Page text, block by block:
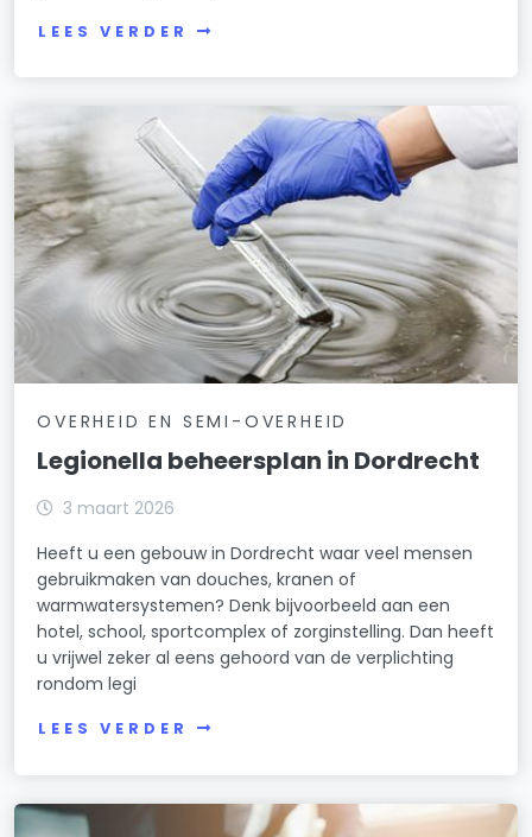
LEES VERDER
OVERHEID EN SEMI-OVERHEID
Legionella beheersplan in Dordrecht
3 maart 2026
Heeft u een gebouw in Dordrecht waar veel mensen
gebruikmaken van douches, kranen of
warmwatersystemen? Denk bijvoorbeeld aan een
hotel, school, sportcomplex of zorginstelling. Dan heeft
u vrijwel zeker al eens gehoord van de verplichting
rondom legi
LEES VERDER